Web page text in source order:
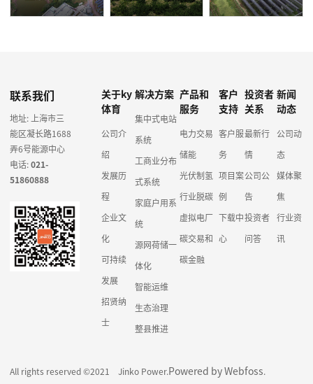
联系我们
地址: 上海市三
能区凝长路1688
弄6号能源中心
电话:021-
51860888
关于ky
体育
公司介
绍
发展历
程
企业文
化
可持续
发展
招贤纳
士
解决方案
集中式电站
系统
工商业分布
式系统
家庭户用系
统
源网荷储一
体化
智能运维
生态治理
整县推进
产品和
服务
电力交易
储能
光伏制氢
行业脱碳
虚拟电厂
碳交易和
碳金融
客户
支持
客户服
务
项目案
例
下载中
心
投资者
关系
最新行
情
公司公
告
投资者
问答
新闻
动态
公司动
态
媒体聚
焦
行业资
讯
All rights reserved ©2021 Jinko Power.Powered by Webfoss.